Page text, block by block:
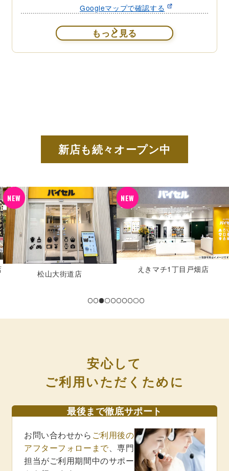
Googleマップで確認する
もっと見る
新店も続々オープン中
NEW
松山大街道店
NEW
えきマチ1丁目戸畑店
安心して
ご利用いただくために
最後まで徹底サポート
お問い合わせから ご利用後の
アフターフォローまで、専門
担当がご利用期間中のサポー